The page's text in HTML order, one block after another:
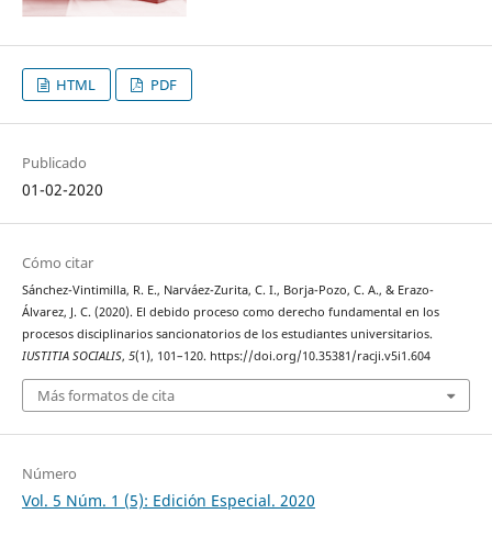
HTML PDF
Publicado
01-02-2020
Cómo citar
Sánchez-Vintimilla, R. E., Narváez-Zurita, C. I., Borja-Pozo, C. A., & Erazo-
Álvarez, J. C. (2020). El debido proceso como derecho fundamental en los
procesos disciplinarios sancionatorios de los estudiantes universitarios.
IUSTITIA SOCIALIS, 5(1), 101–120. https://doi.org/10.35381/racji.v5i1.604
Más formatos de cita
Número
Vol. 5 Núm. 1 (5): Edición Especial. 2020